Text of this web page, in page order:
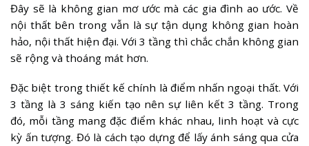
Đây sẽ là không gian mơ ước mà các gia đình ao ước. Về
nội thất bên trong vẫn là sự tận dụng không gian hoàn
hảo, nội thất hiện đại. Với 3 tầng thì chắc chắn không gian
sẽ rộng và thoáng mát hơn.
Đặc biệt trong thiết kế chính là điểm nhấn ngoại thất. Với
3 tầng là 3 sáng kiến tạo nên sự liên kết 3 tầng. Trong
đó, mỗi tầng mang đặc điểm khác nhau, linh hoạt và cực
kỳ ấn tượng. Đó là cách tạo dựng để lấy ánh sáng qua cửa